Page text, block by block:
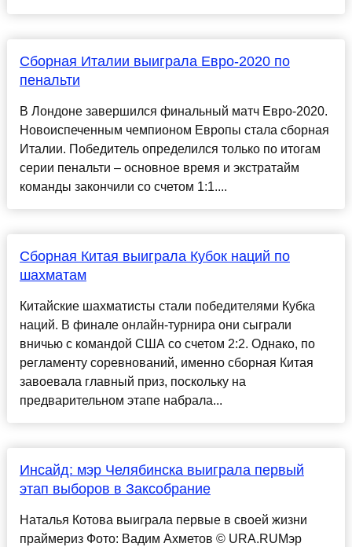
Сборная Италии выиграла Евро-2020 по
пенальти
В Лондоне завершился финальный матч Евро-2020.
Новоиспеченным чемпионом Европы стала сборная
Италии. Победитель определился только по итогам
серии пенальти – основное время и экстратайм
команды закончили со счетом 1:1....
Сборная Китая выиграла Кубок наций по
шахматам
Китайские шахматисты стали победителями Кубка
наций. В финале онлайн-турнира они сыграли
вничью с командой США со счетом 2:2. Однако, по
регламенту соревнований, именно сборная Китая
завоевала главный приз, поскольку на
предварительном этапе набрала...
Инсайд: мэр Челябинска выиграла первый
этап выборов в Заксобрание
Наталья Котова выиграла первые в своей жизни
праймериз Фото: Вадим Ахметов © URA.RUМэр